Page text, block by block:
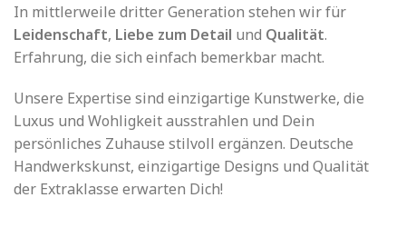
In mittlerweile dritter Generation stehen wir für
Leidenschaft, Liebe zum Detail und Qualität.
Erfahrung, die sich einfach bemerkbar macht.
Unsere Expertise sind einzigartige Kunstwerke, die
Luxus und Wohligkeit ausstrahlen und Dein
persönliches Zuhause stilvoll ergänzen. Deutsche
Handwerkskunst, einzigartige Designs und Qualität
der Extraklasse erwarten Dich!